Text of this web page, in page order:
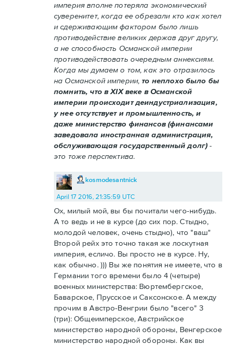
империя вполне потеряла экономический
суверенитет, когда ее обрезали кто как хотел
и сдерживающим фактором было лишь
противодействие великих держав друг другу,
а не способность Османской империи
противодействовать очередным аннексиям.
Когда мы думаем о том, как это отразилось
на Османской империи,то неплохо было бы
помнить, что в XIX веке в Османской
империи происходит деиндустриализация,
у нее отсутствует и промышленность, и
даже министерство финансов (финансами
заведовала иностранная администрация,
обслуживающая государственный долг)-
это тоже перспектива.
kosmodesantnick
April 17 2016, 21:35:59 UTC
Ох, милый мой, вы бы почитали чего-нибудь.
А то ведь и не в курсе (до сих пор. Стыдно,
молодой человек, очень стыдно), что "ваш"
Второй рейх это точно такая же лоскутная
империя, есличо. Вы просто не в курсе. Ну,
как обычно. ))) Вы же понятия не имеете, что в
Германии того времени было 4 (четыре)
военных министерства: Вюртембергское,
Баварское, Прусское и Саксонское. А между
прочим в Австро-Венгрии было "всего" 3
(три): Общеимперское, Австрийское
министерство народной обороны, Венгерское
министерство народной обороны. Как вы